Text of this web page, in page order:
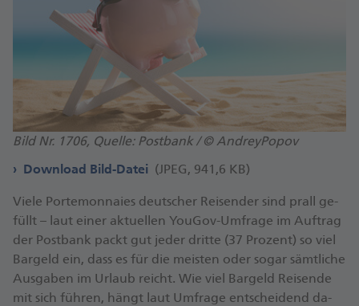
Bild Nr. 1706, Quelle: Postbank / © AndreyPopov
Download Bild-Datei (JPEG, 941,6 KB)
Vie­le Porte­mon­naies deut­scher Rei­sen­der sind prall ge­
füllt – laut ei­ner ak­tu­el­len You­Gov-Um­fra­ge im Auf­trag
der Post­bank packt gut je­der drit­te (37 Pro­zent) so viel
Bar­geld ein, dass es für die meis­ten oder so­gar sämt­li­che
Aus­ga­ben im Ur­laub reicht. Wie viel Bar­geld Rei­sen­de
mit sich füh­ren, hängt laut Um­fra­ge ent­schei­dend da­